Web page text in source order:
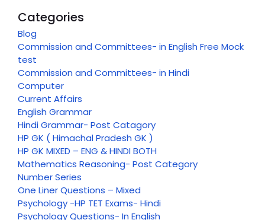
Categories
Blog
Commission and Committees- in English Free Mock
test
Commission and Committees- in Hindi
Computer
Current Affairs
English Grammar
Hindi Grammar- Post Catagory
HP GK ( Himachal Pradesh GK )
HP GK MIXED – ENG & HINDI BOTH
Mathematics Reasoning- Post Category
Number Series
One Liner Questions – Mixed
Psychology -HP TET Exams- Hindi
Psychology Questions- In English